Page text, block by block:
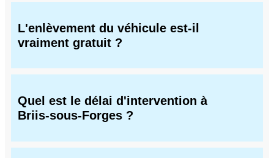
L'enlèvement du véhicule est-il
vraiment gratuit ?
Quel est le délai d'intervention à
Briis-sous-Forges ?